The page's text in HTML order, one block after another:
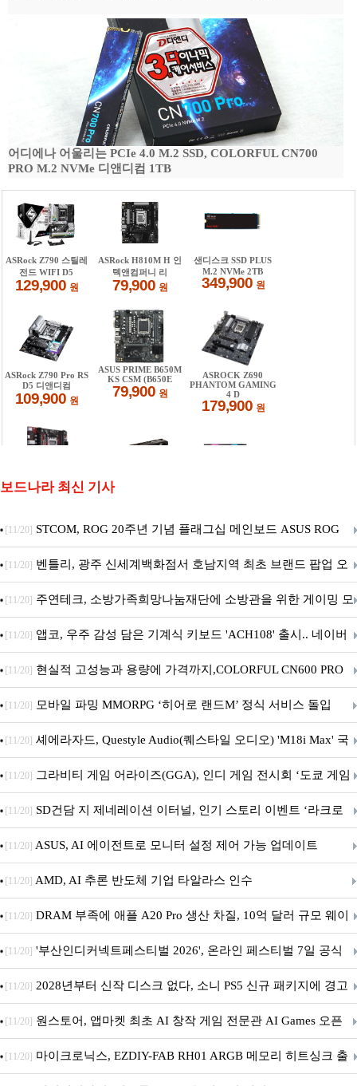
어디에나 어울리는 PCIe 4.0 M.2 SSD, COLORFUL CN700
PRO M.2 NVMe 디앤디컴 1TB
보드나라 최신 기사
[11/20] STCOM, ROG 20주년 기념 플래그십 메인보드 ASUS ROG
Crosshair X870E EDITION 20 국내 출시 예정
[11/20] 벤틀리, 광주 신세계백화점서 호남지역 최초 브랜드 팝업 오
픈
[11/20] 주연테크, 소방가족희망나눔재단에 소방관을 위한 게이밍 모
니터·스마트 펫 침대 기부
[11/20] 앱코, 우주 감성 담은 기계식 키보드 'ACH108' 출시.. 네이버
브랜드데이 기획전 진행
[11/20] 현실적 고성능과 용량에 가격까지,COLORFUL CN600 PRO
M.2 NVMe 디앤디컴 1TB
[11/20] 모바일 파밍 MMORPG ‘히어로 랜드M’ 정식 서비스 돌입
[11/20] 셰에라자드, Questyle Audio(퀘스타일 오디오) 'M18i Max' 국
내 정식 출시
[11/20] 그라비티 게임 어라이즈(GGA), 인디 게임 전시회 ‘도쿄 게임
던전 13’ 참가!
[11/20] SD건담 지 제네레이션 이터널, 인기 스토리 이벤트 ‘라크로
아의 용사’ 재개최 및 풍성한 기념 이벤트 실시!
[11/20] ASUS, AI 에이전트로 모니터 설정 제어 가능 업데이트
[11/20] AMD, AI 추론 반도체 기업 타알라스 인수
[11/20] DRAM 부족에 애플 A20 Pro 생산 차질, 10억 달러 규모 웨이
퍼 대기
[11/20] '부산인디커넥트페스티벌 2026', 온라인 페스티벌 7일 공식
개막... 22일간 진행
[11/20] 2028년부터 신작 디스크 없다, 소니 PS5 신규 패키지에 경고
문 추가
[11/20] 원스토어, 앱마켓 최초 AI 창작 게임 전문관 AI Games 오픈
[11/20] 마이크로닉스, EZDIY-FAB RH01 ARGB 메모리 히트싱크 출